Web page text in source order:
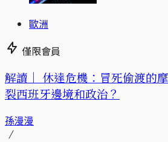
歐洲
僅限會員
解讀｜ 休達危機：冒死偷渡的
裂西班牙邊境和政治？
孫漫漫